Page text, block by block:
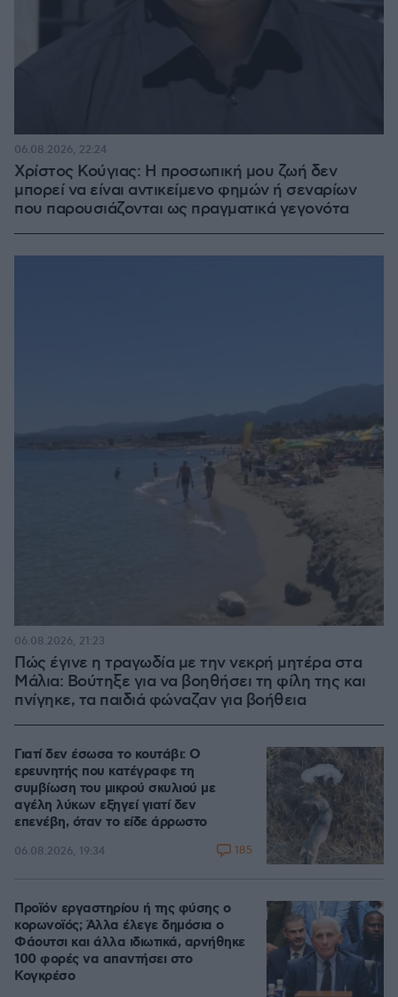
Χρίστος Κούγιας: Η προσωπική μου ζωή δεν
μπορεί να είναι αντικείμενο φημών ή σεναρίων
που παρουσιάζονται ως πραγματικά γεγονότα
06.08.2026, 22:24
Πώς έγινε η τραγωδία με την νεκρή μητέρα στα
Μάλια: Βούτηξε για να βοηθήσει τη φίλη της και
πνίγηκε, τα παιδιά φώναζαν για βοήθεια
06.08.2026, 21:23
Γιατί δεν έσωσα το κουτάβι: Ο
ερευνητής που κατέγραφε τη
συμβίωση του μικρού σκυλιού με
αγέλη λύκων εξηγεί γιατί δεν
επενέβη, όταν το είδε άρρωστο
06.08.2026, 19:34 185
Προϊόν εργαστηρίου ή της φύσης ο
κορωνοϊός; Άλλα έλεγε δημόσια ο
Φάουτσι και άλλα ιδιωτικά, αρνήθηκε
100 φορές να απαντήσει στο
Κογκρέσο